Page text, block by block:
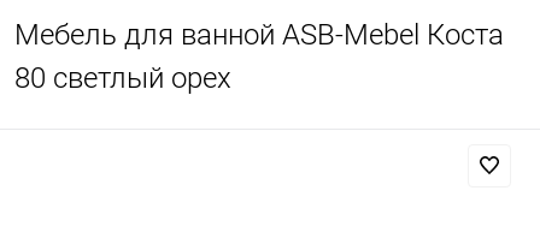
Мебель для ванной ASB-Mebel Коста
80 светлый орех